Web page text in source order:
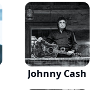
Johnny Cash